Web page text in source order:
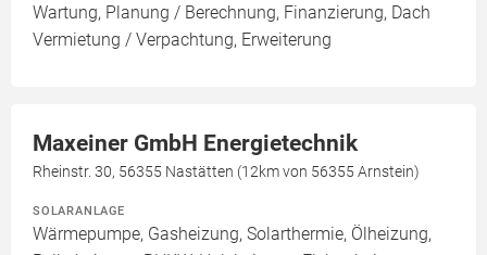
Wartung, Planung / Berechnung, Finanzierung, Dach
Vermietung / Verpachtung, Erweiterung
Maxeiner GmbH Energietechnik
Rheinstr. 30, 56355 Nastätten (12km von 56355 Arnstein)
SOLARANLAGE
Wärmepumpe, Gasheizung, Solarthermie, Ölheizung,